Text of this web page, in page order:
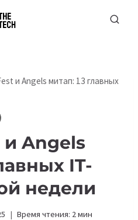
и Angels митап: 13 главных
Angels
IT-
недели
Время чтения: 2мин